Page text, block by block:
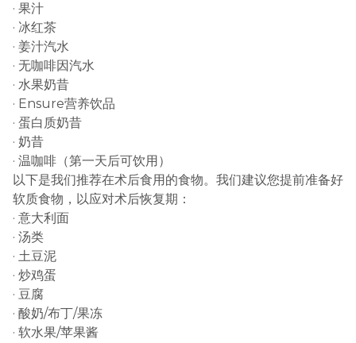
· 果汁
· 冰红茶
· 姜汁汽水
· 无咖啡因汽水
· 水果奶昔
· Ensure营养饮品
· 蛋白质奶昔
· 奶昔
· 温咖啡（第一天后可饮用）
以下是我们推荐在术后食用的食物。我们建议您提前准备好
软质食物，以应对术后恢复期：
· 意大利面
· 汤类
· 土豆泥
· 炒鸡蛋
· 豆腐
· 酸奶/布丁/果冻
· 软水果/苹果酱